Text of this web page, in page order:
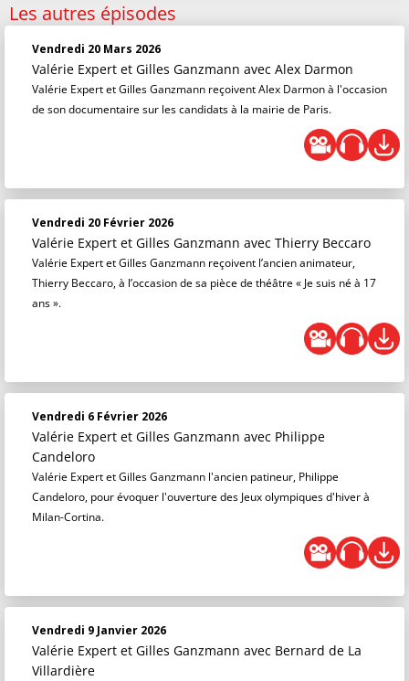
Les autres épisodes
Vendredi 20 Mars 2026
Valérie Expert et Gilles Ganzmann avec Alex Darmon
Valérie Expert et Gilles Ganzmann reçoivent Alex Darmon à l'occasion
de son documentaire sur les candidats à la mairie de Paris.
Vendredi 20 Février 2026
Valérie Expert et Gilles Ganzmann avec Thierry Beccaro
Valérie Expert et Gilles Ganzmann reçoivent l’ancien animateur,
Thierry Beccaro, à l’occasion de sa pièce de théâtre « Je suis né à 17
ans ».
Vendredi 6 Février 2026
Valérie Expert et Gilles Ganzmann avec Philippe
Candeloro
Valérie Expert et Gilles Ganzmann l'ancien patineur, Philippe
Candeloro, pour évoquer l'ouverture des Jeux olympiques d'hiver à
Milan-Cortina.
Vendredi 9 Janvier 2026
Valérie Expert et Gilles Ganzmann avec Bernard de La
Villardière